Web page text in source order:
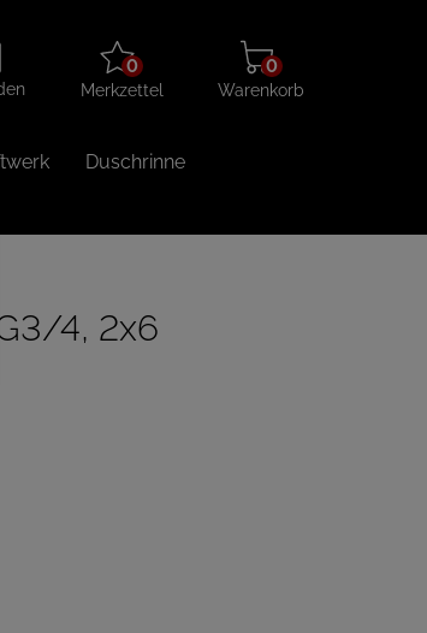
Merkzettel
aufklappen
0
Merkzettel
Warenkorb
aufklappen
0
Warenkorb
Duschrinne
4, 2x6